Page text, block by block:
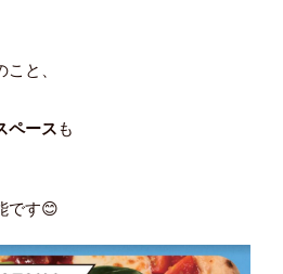
と、
ペースも
です😊